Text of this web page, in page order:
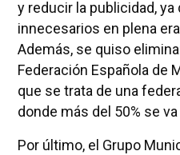
y reducir la publicidad,
innecesarios en plena
Además, se quiso
Federación Española de
que se trata de una
donde más del 50% se
Por último, el Grupo